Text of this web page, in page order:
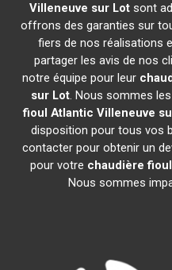
Villeneuve sur Lotsont
offrons des garanties sur
fiers de nos réalisations
partager les avis de nos
notre équipe pour leur
sur Lot. Nous sommes
fioul Atlantic Villeneuve
disposition pour tous vos
contacter pour obtenir un
pour votre chaudière
Nous sommes